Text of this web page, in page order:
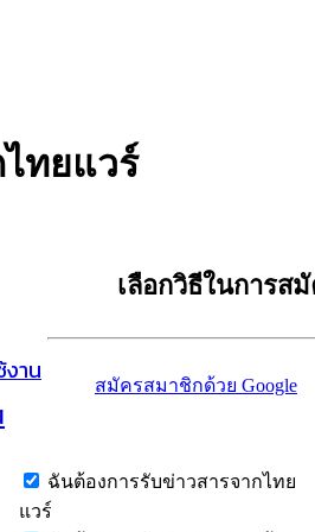
ทยแวร์
าน
เลือกวิธีในการส
สมัครสมาชิกด้วย Google
ฉันต้องการรับข่าวสารจากไทย
แวร์